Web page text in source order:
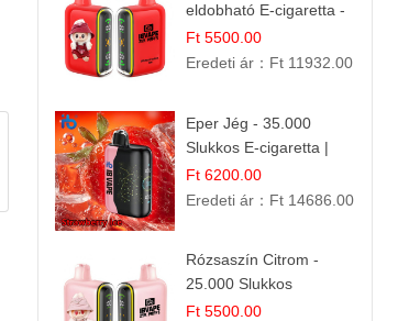
eldobható E-cigaretta -
25.000 Slukk | Frissítő
Nyári Íz
Ft 5500.00
Eredeti ár： Ft 11932.00
Eper Jég - 35.000
Slukkos E-cigaretta |
IBVape Bar
Ft 6200.00
Eredeti ár： Ft 14686.00
Rózsaszín Citrom -
25.000 Slukkos
eldobható e-Cigaretta |
Ft 5500.00